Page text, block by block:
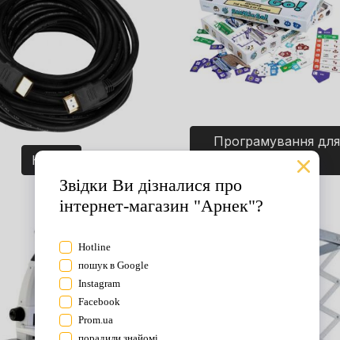
Кабелі
Програмування для
дітей. Ігри.